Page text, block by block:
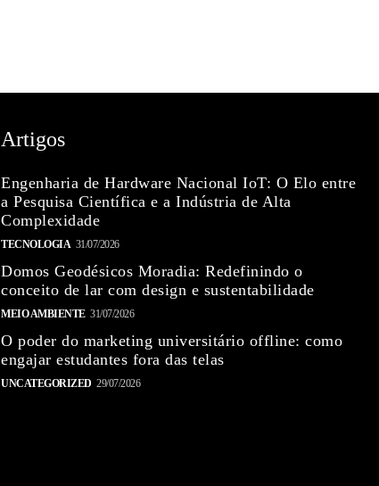
Artigos
Engenharia de Hardware Nacional IoT: O Elo entre
a Pesquisa Científica e a Indústria de Alta
Complexidade
TECNOLOGIA 31/07/2026
Domos Geodésicos Moradia: Redefinindo o
conceito de lar com design e sustentabilidade
MEIO AMBIENTE 31/07/2026
O poder do marketing universitário offline: como
engajar estudantes fora das telas
UNCATEGORIZED 29/07/2026